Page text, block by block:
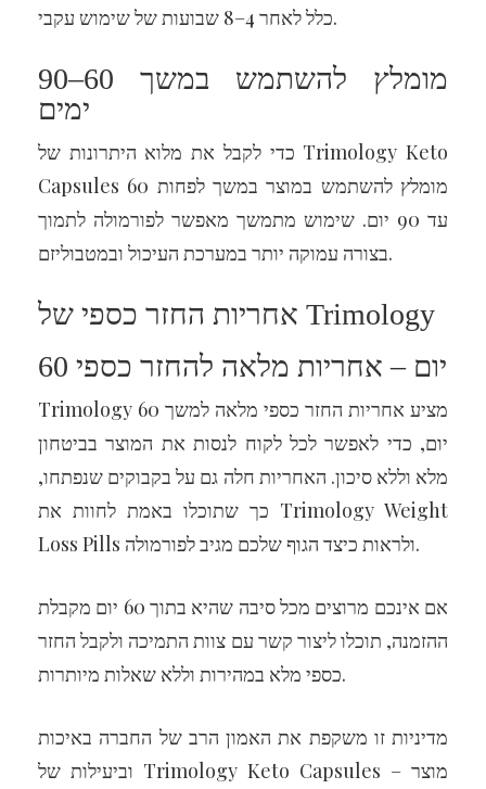
כלל לאחר 4–8 שבועות של שימוש עקבי.
מומלץ להשתמש במשך 60–90
ימים
כדי לקבל את מלוא היתרונות של Trimology Keto
Capsules מומלץ להשתמש במוצר במשך לפחות 60
עד 90 יום. שימוש מתמשך מאפשר לפורמולה לתמוך
בצורה עמוקה יותר במערכת העיכול ובמטבוליזם.
אחריות החזר כספי של Trimology
60 יום – אחריות מלאה להחזר כספי
Trimology מציע אחריות החזר כספי מלאה למשך 60
יום, כדי לאפשר לכל לקוח לנסות את המוצר בביטחון
מלא וללא סיכון. האחריות חלה גם על בקבוקים שנפתחו,
כך שתוכלו באמת לחוות את Trimology Weight
Loss Pills ולראות כיצד הגוף שלכם מגיב לפורמולה.
אם אינכם מרוצים מכל סיבה שהיא בתוך 60 יום מקבלת
ההזמנה, תוכלו ליצור קשר עם צוות התמיכה ולקבל החזר
כספי מלא במהירות וללא שאלות מיותרות.
מדיניות זו משקפת את האמון הרב של החברה באיכות
וביעילות של Trimology Keto Capsules – מוצר